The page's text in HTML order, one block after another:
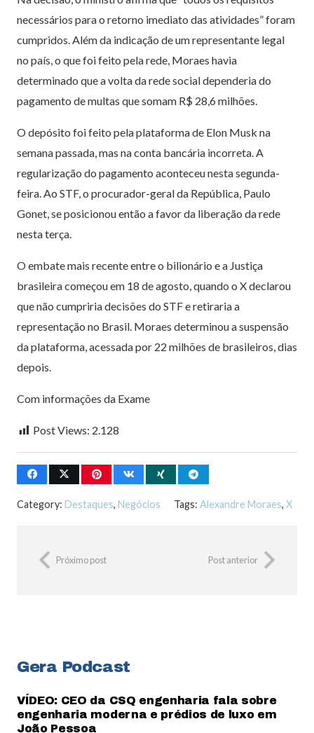
necessários para o retorno imediato das atividades” foram
cumpridos. Além da indicação de um representante legal
no país, o que foi feito pela rede, Moraes havia
determinado que a volta da rede social dependeria do
pagamento de multas que somam R$ 28,6 milhões.
O depósito foi feito pela plataforma de Elon Musk na
semana passada, mas na conta bancária incorreta. A
regularização do pagamento aconteceu nesta segunda-
feira. Ao STF, o procurador-geral da República, Paulo
Gonet, se posicionou então a favor da liberação da rede
nesta terça.
O embate mais recente entre o bilionário e a Justiça
brasileira começou em 18 de agosto, quando o X declarou
que não cumpriria decisões do STF e retiraria a
representação no Brasil. Moraes determinou a suspensão
da plataforma, acessada por 22 milhões de brasileiros, dias
depois.
Com informações da Exame
Post Views: 2.128
Category: Destaques, Negócios Tags:Alexandre Moraes,X
Próximo post Post anterior
Gera Podcast
VÍDEO: CEO da CSQ engenharia fala sobre
engenharia moderna e prédios de luxo em
João Pessoa